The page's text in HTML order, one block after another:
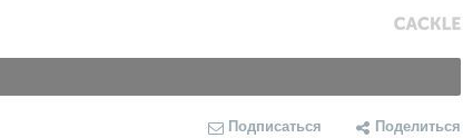
Подписаться Поделиться